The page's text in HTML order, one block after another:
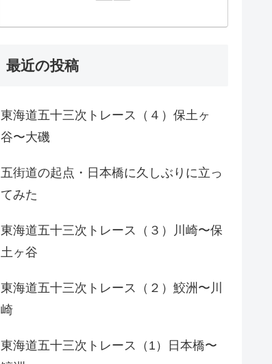
最近の投稿
東海道五十三次トレース（４）保土ヶ
谷〜大磯
五街道の起点・日本橋に久しぶりに立っ
てみた
東海道五十三次トレース（３）川崎〜保
土ヶ谷
東海道五十三次トレース（２）鮫洲〜川
崎
東海道五十三次トレース（1）日本橋〜